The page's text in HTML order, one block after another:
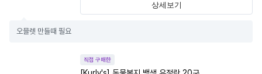
상세보기
오믈렛 만들때 필요
직접 구매한